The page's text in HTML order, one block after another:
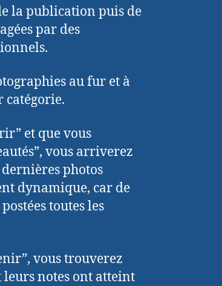
la publication puis de
par des
au fur et à
catégorie.
et que vous
vous arriverez
photos
dynamique, car de
toutes les
vous trouverez
leurs notes ont atteint